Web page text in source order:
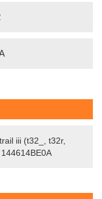
iii (t32_, t32r,